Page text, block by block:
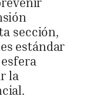
sección,
estándar
la